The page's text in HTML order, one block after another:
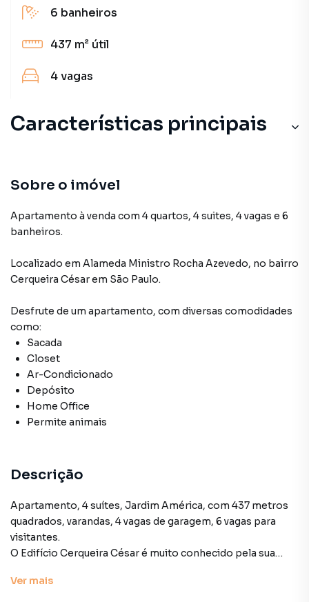
6 banheiros
437 m² útil
4vagas
Características principais
Sobre o imóvel
Apartamento à venda com 4 quartos, 4 suites, 4 vagas e 6
banheiros.
Localizado em Alameda Ministro Rocha Azevedo, no bairro
Cerqueira Césarem São Paulo.
Desfrute de um apartamento, com diversas comodidades
como:
Sacada
Closet
Ar-Condicionado
Depósito
Home Office
Permite animais
Descrição
Apartamento, 4 suítes, Jardim América, com 437 metros
quadrados, varandas, 4 vagas de garagem, 6 vagas para
visitantes.
O Edifício Cerqueira César é muito conhecido pela sua
distribuídos e com diferenciais que os tornam muito
Ver mais